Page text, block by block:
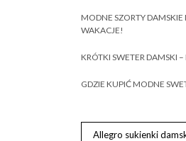
MODNE SZORTY DAMSKIE
WAKACJE!
KRÓTKI SWETER DAMSKI
GDZIE KUPIĆ MODNE
Allegro sukienki